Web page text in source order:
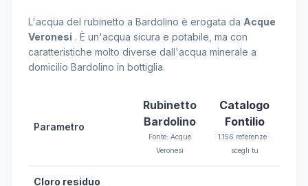
L'acqua del rubinetto a Bardolino è erogata da Acque
Veronesi . È un'acqua sicura e potabile, ma con
caratteristiche molto diverse dall'acqua minerale a
domicilio Bardolino in bottiglia.
Parametro
Rubinetto
Bardolino
Fonte: Acque
Veronesi
Catalogo
Fontilio
1.156 referenze ·
scegli tu
Cloro residuo